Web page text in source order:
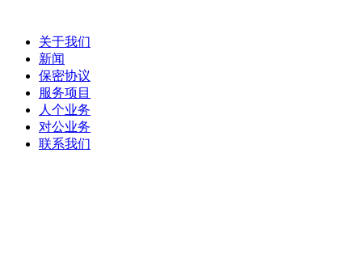
关于我们
新闻
保密协议
服务项目
人个业务
对公业务
联系我们